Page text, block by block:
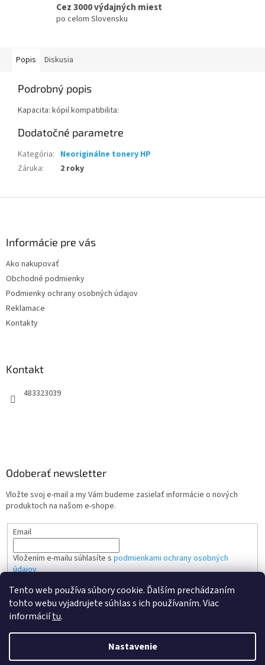
Tento web používa súbory cookie. Ďalším prechádzaním
tohto webu vyjadrujete súhlas s ich používaním. Viac
informáciítu.
Nastavenie
Cez 3000 výdajných miest
po celom Slovensku
Popis Diskusia
Podrobný popis
Kapacita: kópií kompatibilita:
Dodatočné parametre
Kategória: Neoriginálne tonery HP
Záruka: 2 roky
Informácie pre vás
Ako nakupovať
Obchodné podmienky
Podmienky ochrany osobných údajov
Reklamace
Kontakty
Kontakt
483323039
Odoberať newsletter
Vložte svoj e-mail a my Vám budeme zasielať informácie o nových
produktoch na našom e-shope.
Email
Vložením e-mailu súhlasíte s podmienkami ochrany osobných
údajov
PRIHLÁSIŤ SA
Vytvoril Shoptet